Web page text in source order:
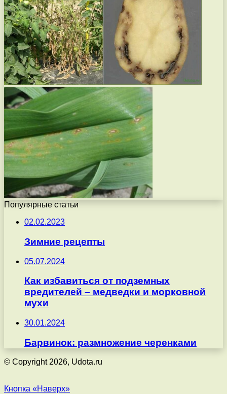
Популярные статьи
02.02.2023
Зимние рецепты
05.07.2024
Как избавиться от подземных
вредителей – медведки и морковной
мухи
30.01.2024
Барвинок: размножение черенками
© Copyright 2026, Udota.ru
Кнопка «Наверх»